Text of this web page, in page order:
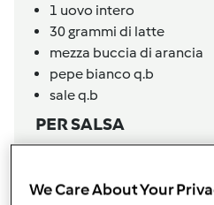
1 uovo intero
30grammi di latte
mezza buccia di arancia
pepe bianco q.b
sale q.b
PER SALSA
1arancia grossa non
350grammidi liquidi tra'
We Care About Your